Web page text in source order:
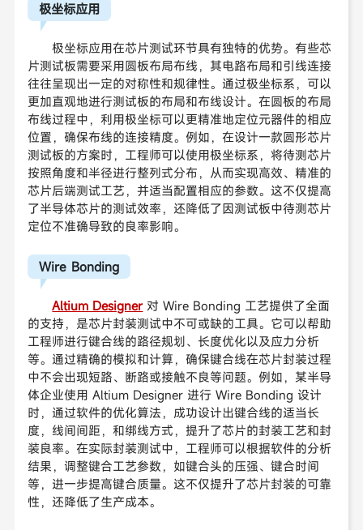
极坐标应用
极坐标应用在芯片测试环节具有独特的优势。有些芯
片测试板需要采用圆板布局布线，其电路布局和引线连接
往往呈现出一定的对称性和规律性。通过极坐标系，可以
更加直观地进行测试板的布局和布线设计。在圆板的布局
布线过程中，利用极坐标可以更精准地定位元器件的相应
位置，确保布线的连接精度。例如，在设计一款圆形芯片
测试板的方案时，工程师可以使用极坐标系，将待测芯片
按照角度和半径进行整列式分布，从而实现高效、精准的
芯片后端测试工艺，并适当配置相应的参数。这不仅提高
了半导体芯片的测试效率，还降低了因测试板中待测芯片
定位不准确导致的良率影响。
Wire Bonding
Altium Designer 对 Wire Bonding 工艺提供了全面
的支持，是芯片封装测试中不可或缺的工具。它可以帮助
工程师进行键合线的路径规划、长度优化以及应力分析
等。通过精确的模拟和计算，确保键合线在芯片封装过程
中不会出现短路、断路或接触不良等问题。例如，某半导
体企业使用 Altium Designer 进行 Wire Bonding 设计
时，通过软件的优化算法，成功设计出键合线的适当长
度，线间间距，和绑线方式，提升了芯片的封装工艺和封
装良率。在实际封装测试中，工程师可以根据软件的分析
结果，调整键合工艺参数，如键合头的压强、键合时间
等，进一步提高键合质量。这不仅提升了芯片封装的可靠
性，还降低了生产成本。